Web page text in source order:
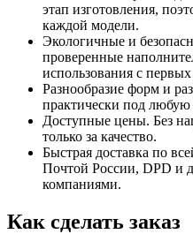
этап изготовления,
каждой модели.
Экологичные и
проверенные
использования с
Разнообразие форм и
практически под любую
Доступные цены. Без
только за качество.
Быстрая доставка по
Почтой России, DPD и
компаниями.
Как сделать заказ